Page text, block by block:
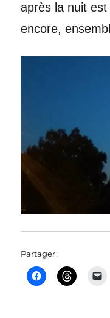
après la nuit
encore,
Partager :